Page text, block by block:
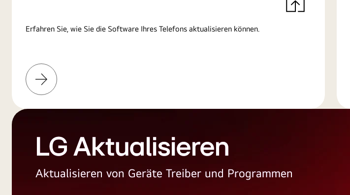
Erfahren Sie, wie Sie die Software Ihres Telefons aktualisieren können.
Weitere
Informationen
LG Aktualisieren
Aktualisieren von Geräte Treiber und Programmen